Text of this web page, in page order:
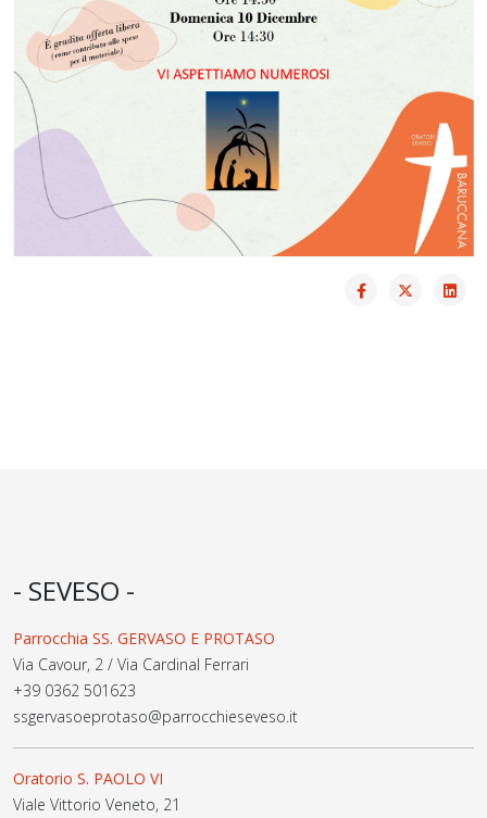
- SEVESO -
Parrocchia SS. GERVASO E PROTASO
Via Cavour, 2 / Via Cardinal Ferrari
+39 0362 501623
ssgervasoeprotaso@parrocchieseveso.it
Oratorio S. PAOLO VI
Viale Vittorio Veneto, 21